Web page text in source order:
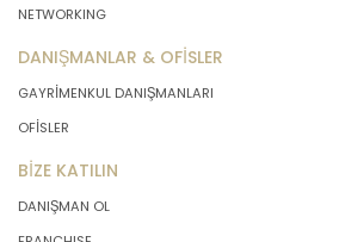
NETWORKING
DANIŞMANLAR & OFİSLER
GAYRİMENKUL DANIŞMANLARI
OFİSLER
BİZE KATILIN
DANIŞMAN OL